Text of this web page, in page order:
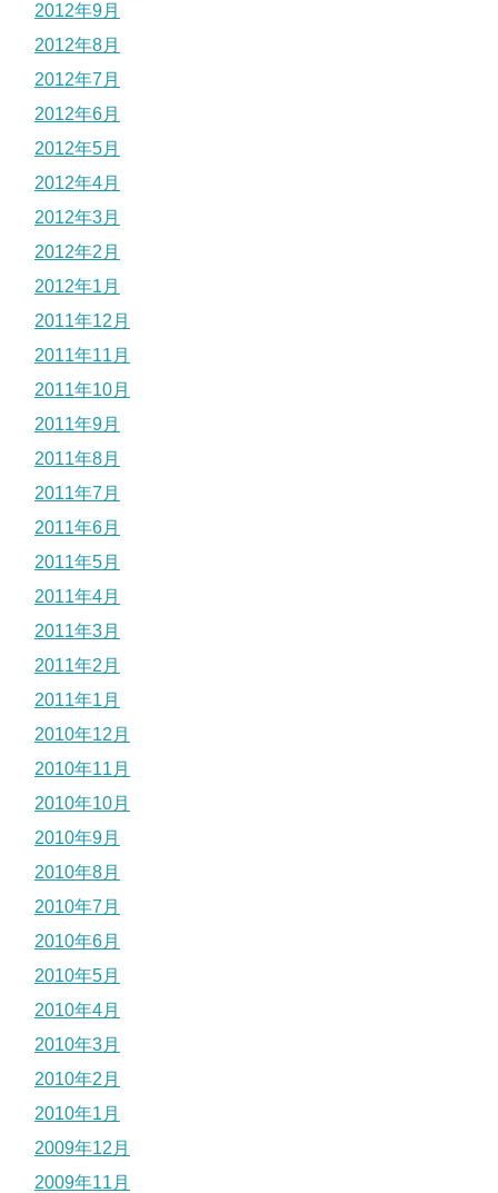
2012年9月
2012年8月
2012年7月
2012年6月
2012年5月
2012年4月
2012年3月
2012年2月
2012年1月
2011年12月
2011年11月
2011年10月
2011年9月
2011年8月
2011年7月
2011年6月
2011年5月
2011年4月
2011年3月
2011年2月
2011年1月
2010年12月
2010年11月
2010年10月
2010年9月
2010年8月
2010年7月
2010年6月
2010年5月
2010年4月
2010年3月
2010年2月
2010年1月
2009年12月
2009年11月